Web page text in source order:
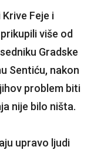
Feje i
više od
Gradske
Sentiću, nakon
problem biti
nije bilo ništa.
upravo ljudi